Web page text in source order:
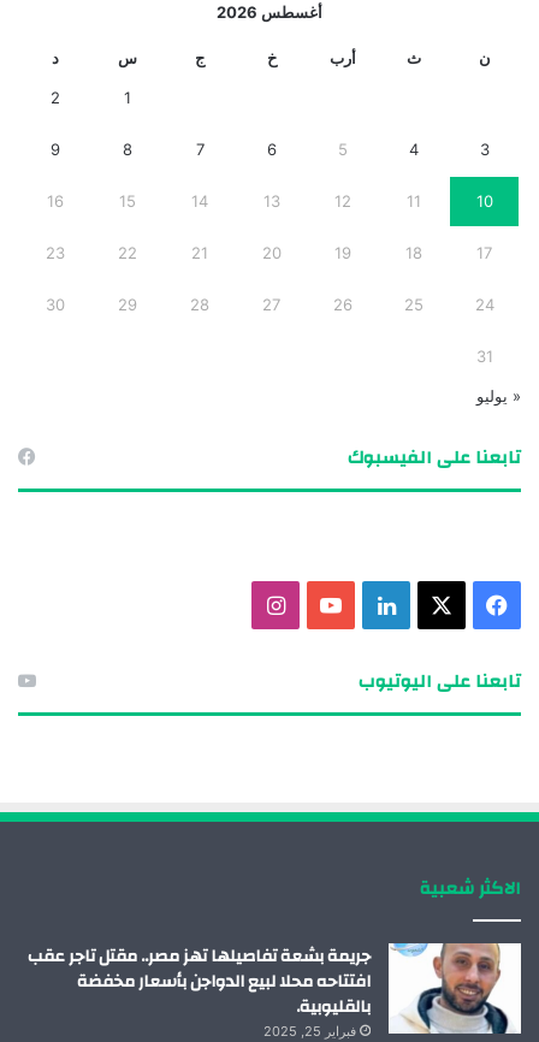
أغسطس 2026
ن ث أرب خ ج س د
1
2
3
4
5
6
7
8
9
10
11
12
13
14
15
16
17
18
19
20
21
22
23
24
25
26
27
28
29
30
31
« يوليو
تابعنا على الفيسبوك
م
تابعنا على اليوتيوب
الاكثر شعبية
جريمة بشعة تفاصيلها تهز مصر.. مقتل تاجر عقب
افتتاحه محلا لبيع الدواجن بأسعار مخفضة
بالقليوبية.
فبراير 25, 2025